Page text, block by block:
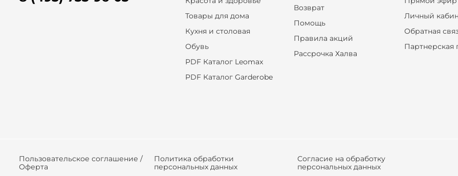
Товары для дома
Кухня и столовая
Обувь
PDF Каталог Leomax
PDF Каталог Garderobe
Возврат
Помощь
Правила акций
Рассрочка Халва
Личный
Обратная
Партнерская
Пользовательское соглашение /
Оферта
Политика обработки
персональных данных
Согласие на обработку
персональных данных